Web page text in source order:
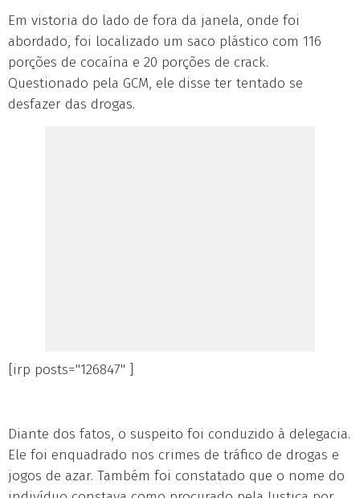
Em vistoria do lado de fora da janela, onde foi
abordado, foi localizado um saco plástico com 116
porções de cocaína e 20 porções de crack.
Questionado pela GCM, ele disse ter tentado se
desfazer das drogas.
[irp posts="126847" ]
Diante dos fatos, o suspeito foi conduzido à delegacia.
Ele foi enquadrado nos crimes de tráfico de drogas e
jogos de azar. Também foi constatado que o nome do